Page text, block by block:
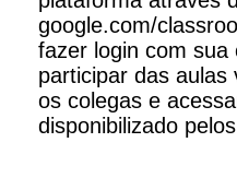
google.com/
fazer login com sua
participar das aulas
os colegas e
disponibilizado